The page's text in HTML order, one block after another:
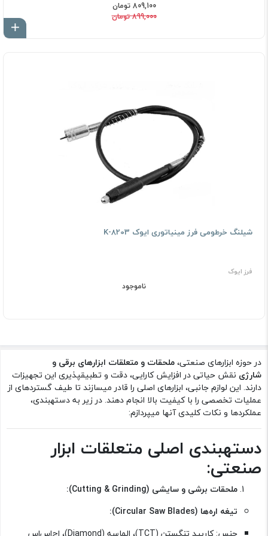
809,100 تومان
899,000 تومان
شیلنگ خرطومی فرز مینیاتوری ایوک K-8203
فرز ایوک
ناموجود
در حوزه ابزارهای صنعتی،ملحقات و متعلقات ابزارهای برقی و
شارژی نقش حیاتی در افزایش کارایی، دقت و تطبیقپذیری این تجهیزات
دارند. این لوازم جانبی، ابزارهای اصلی را قادر میسازند تا طیف گستردهای از
عملیات تخصصی را با کیفیت بالا انجام دهند. در زیر به دستهبندی،
عملکردها و نکات کلیدی آنها میپردازم:
دستهبندی اصلی متعلقات ابزار
صنعتی:
ملحقات برشی و سایشی (Cutting & Grinding):
تیغه اره‌ها (Circular Saw Blades):